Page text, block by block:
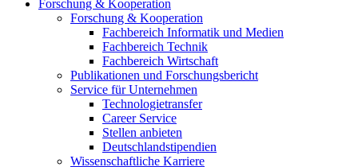
Forschung & Kooperation
Forschung & Kooperation
Fachbereich Informatik und Medien
Fachbereich Technik
Fachbereich Wirtschaft
Publikationen und Forschungsbericht
Service für Unternehmen
Technologietransfer
Career Service
Stellen anbieten
Deutschlandstipendien
Wissenschaftliche Karriere